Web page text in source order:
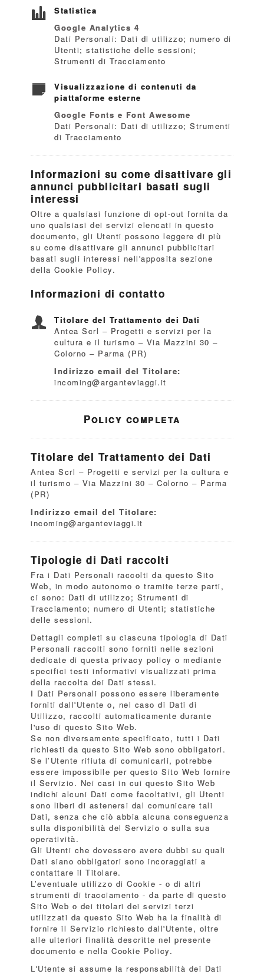
Statistica
Google Analytics 4
Dati Personali: Dati di utilizzo; numero di
Utenti; statistiche delle sessioni;
Strumenti di Tracciamento
Visualizzazione di contenuti da
piattaforme esterne
Google Fonts e Font Awesome
Dati Personali: Dati di utilizzo; Strumenti
di Tracciamento
Informazioni su come disattivare gli
annunci pubblicitari basati sugli
interessi
Oltre a qualsiasi funzione di opt-out fornita da
uno qualsiasi dei servizi elencati in questo
documento, gli Utenti possono leggere di più
su come disattivare gli annunci pubblicitari
basati sugli interessi nell'apposita sezione
della Cookie Policy.
Informazioni di contatto
Titolare del Trattamento dei Dati
Antea Scrl – Progetti e servizi per la
cultura e il turismo – Via Mazzini 30 –
Colorno – Parma (PR)
Indirizzo email del Titolare:
incoming@arganteviaggi.it
Policy completa
Titolare del Trattamento dei Dati
Antea Scrl – Progetti e servizi per la cultura e
il turismo – Via Mazzini 30 – Colorno – Parma
(PR)
Indirizzo email del Titolare:
incoming@arganteviaggi.it
Tipologie di Dati raccolti
Fra i Dati Personali raccolti da questo Sito
Web, in modo autonomo o tramite terze parti,
ci sono: Dati di utilizzo; Strumenti di
Tracciamento; numero di Utenti; statistiche
delle sessioni.
Dettagli completi su ciascuna tipologia di Dati
Personali raccolti sono forniti nelle sezioni
dedicate di questa privacy policy o mediante
specifici testi informativi visualizzati prima
della raccolta dei Dati stessi.
I Dati Personali possono essere liberamente
forniti dall'Utente o, nel caso di Dati di
Utilizzo, raccolti automaticamente durante
l'uso di questo Sito Web.
Se non diversamente specificato, tutti i Dati
richiesti da questo Sito Web sono obbligatori.
Se l’Utente rifiuta di comunicarli, potrebbe
essere impossibile per questo Sito Web fornire
il Servizio. Nei casi in cui questo Sito Web
indichi alcuni Dati come facoltativi, gli Utenti
sono liberi di astenersi dal comunicare tali
Dati, senza che ciò abbia alcuna conseguenza
sulla disponibilità del Servizio o sulla sua
operatività.
Gli Utenti che dovessero avere dubbi su quali
Dati siano obbligatori sono incoraggiati a
contattare il Titolare.
L’eventuale utilizzo di Cookie - o di altri
strumenti di tracciamento - da parte di questo
Sito Web o dei titolari dei servizi terzi
utilizzati da questo Sito Web ha la finalità di
fornire il Servizio richiesto dall'Utente, oltre
alle ulteriori finalità descritte nel presente
documento e nella Cookie Policy.
L'Utente si assume la responsabilità dei Dati